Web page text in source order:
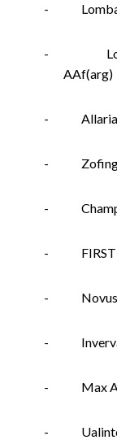
-
-
AAf(arg)
-
-
-
-
-
-
- Max
-